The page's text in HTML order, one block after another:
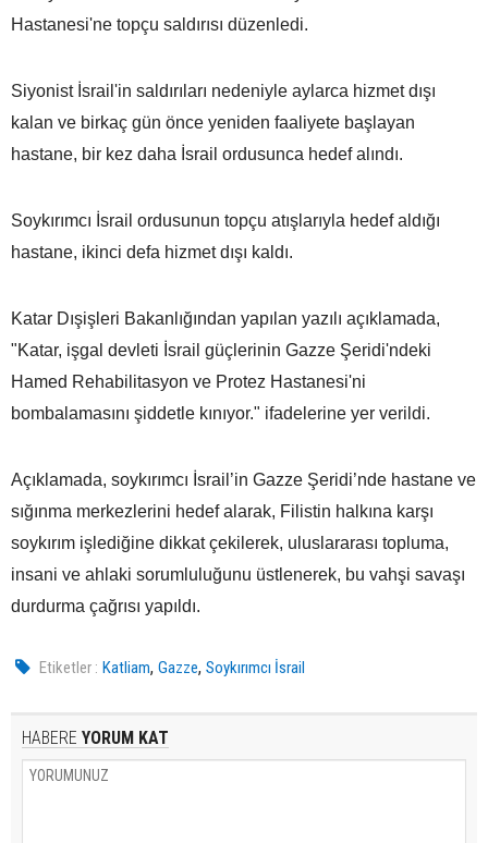
Hastanesi'ne topçu saldırısı düzenledi.
Siyonist İsrail'in saldırıları nedeniyle aylarca hizmet dışı
kalan ve birkaç gün önce yeniden faaliyete başlayan
hastane, bir kez daha İsrail ordusunca hedef alındı.
Soykırımcı İsrail ordusunun topçu atışlarıyla hedef aldığı
hastane, ikinci defa hizmet dışı kaldı.
Katar Dışişleri Bakanlığından yapılan yazılı açıklamada,
"Katar, işgal devleti İsrail güçlerinin Gazze Şeridi'ndeki
Hamed Rehabilitasyon ve Protez Hastanesi'ni
bombalamasını şiddetle kınıyor." ifadelerine yer verildi.
Açıklamada, soykırımcı İsrail’in Gazze Şeridi’nde hastane ve
sığınma merkezlerini hedef alarak, Filistin halkına karşı
soykırım işlediğine dikkat çekilerek, uluslararası topluma,
insani ve ahlaki sorumluluğunu üstlenerek, bu vahşi savaşı
durdurma çağrısı yapıldı.
Etiketler : Katliam,Gazze,Soykırımcı İsrail
HABERE YORUM KAT